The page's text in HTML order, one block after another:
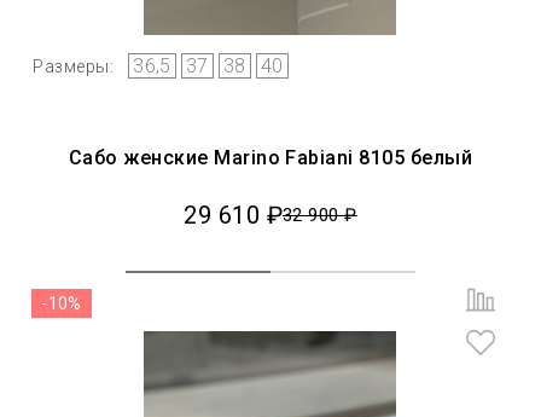
Размеры: 36,5 37 38 40
Сабо женские Marino Fabiani 8105 белый
29 610 ₽32 900 ₽
-10%